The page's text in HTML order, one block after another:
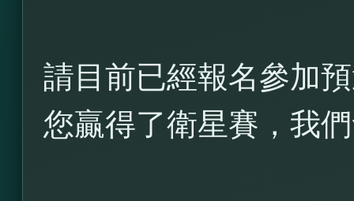
請目前已經報名參加
您贏得了衛星賽，我